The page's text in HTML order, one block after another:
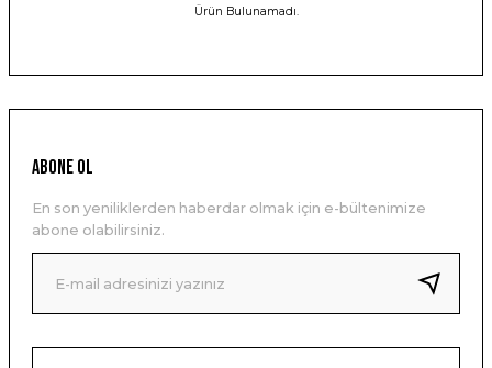
Ürün Bulunamadı.
ABONE OL
En son yeniliklerden haberdar olmak için e-bültenimize
abone olabilirsiniz.